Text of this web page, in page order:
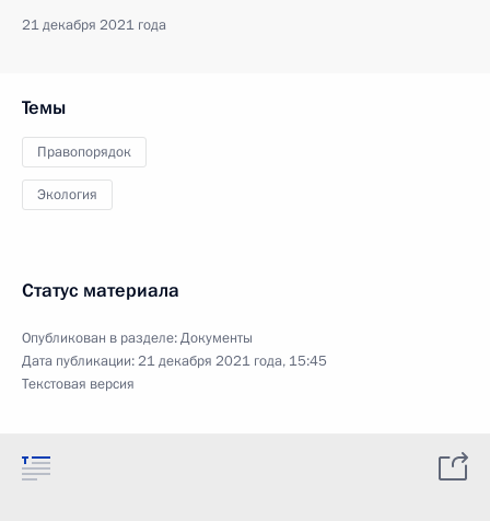
21 декабря 2021 года
Темы
Правопорядок
Экология
Статус материала
Опубликован в разделе:Документы
Дата публикации:21 декабря 2021 года, 15:45
Текстовая версия